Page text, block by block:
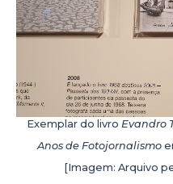
Exemplar do livro Evandro
Anos de Fotojornalismo
[Imagem: Arquivo